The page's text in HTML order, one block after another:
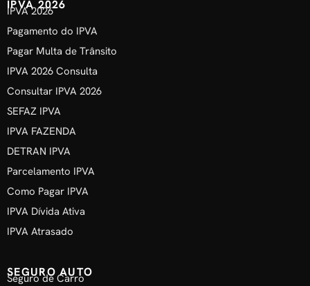
IPVA 2026
IPVA 2026
Pagamento do IPVA
Pagar Multa de Trânsito
IPVA 2026 Consulta
Consultar IPVA 2026
SEFAZ IPVA
IPVA FAZENDA
DETRAN IPVA
Parcelamento IPVA
Como Pagar IPVA
IPVA Dívida Ativa
IPVA Atrasado
SEGURO AUTO
Seguro de Carro